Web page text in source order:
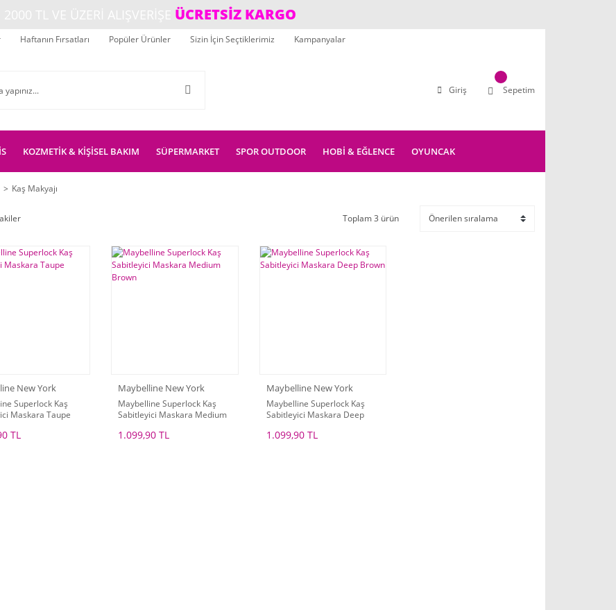
ÜCRETSİZ KARGO
Haftanın Fırsatları Popüler Ürünler Sizin İçin Seçtiklerimiz Kampanyalar
Giriş Sepetim
KOZMETİK & KİŞİSEL BAKIM SÜPERMARKET SPOR OUTDOOR HOBİ & EĞLENCE OYUNCAK
Kaş Makyajı
Toplam 3 ürün
New York
Superlock Kaş
Maskara Taupe
TL
Maybelline New York
Maybelline Superlock Kaş
Sabitleyici Maskara Medium
1.099,90 TL
Maybelline New York
Maybelline Superlock Kaş
Sabitleyici Maskara Deep
1.099,90 TL